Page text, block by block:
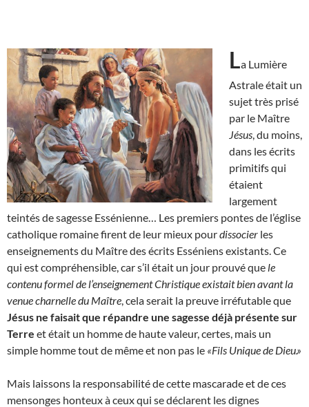
La Lumière
Astrale était un
sujet très prisé
par le Maître
Jésus , du moins,
dans les écrits
primitifs qui
étaient
largement
teintés de sagesse Essénienne… Les premiers pontes de l’église
catholique romaine firent de leur mieux pourdissocier les
enseignements du Maître des écrits Esséniens existants. Ce
qui est compréhensible, car s’il était un jour prouvé que le
contenu formel de l’enseignement Christique existait bien avant la
venue charnelle du Maître , cela serait la preuve irréfutable que
Jésus ne faisait que répandre une sagesse déjà présente sur
Terre et était un homme de haute valeur, certes, mais un
simple homme tout de même et non pas le «Fils Unique de Dieu.»
Mais laissons la responsabilité de cette mascarade et de ces
mensonges honteux à ceux qui se déclarent les dignes